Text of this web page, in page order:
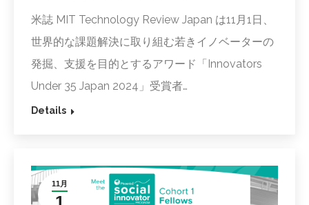
米誌 MIT Technology Review Japan は11月1日、
世界的な課題解決に取り組む若きイノベーターの
発掘、支援を目的とするアワード「Innovators
Under 35 Japan 2024」受賞者…
Details
11月